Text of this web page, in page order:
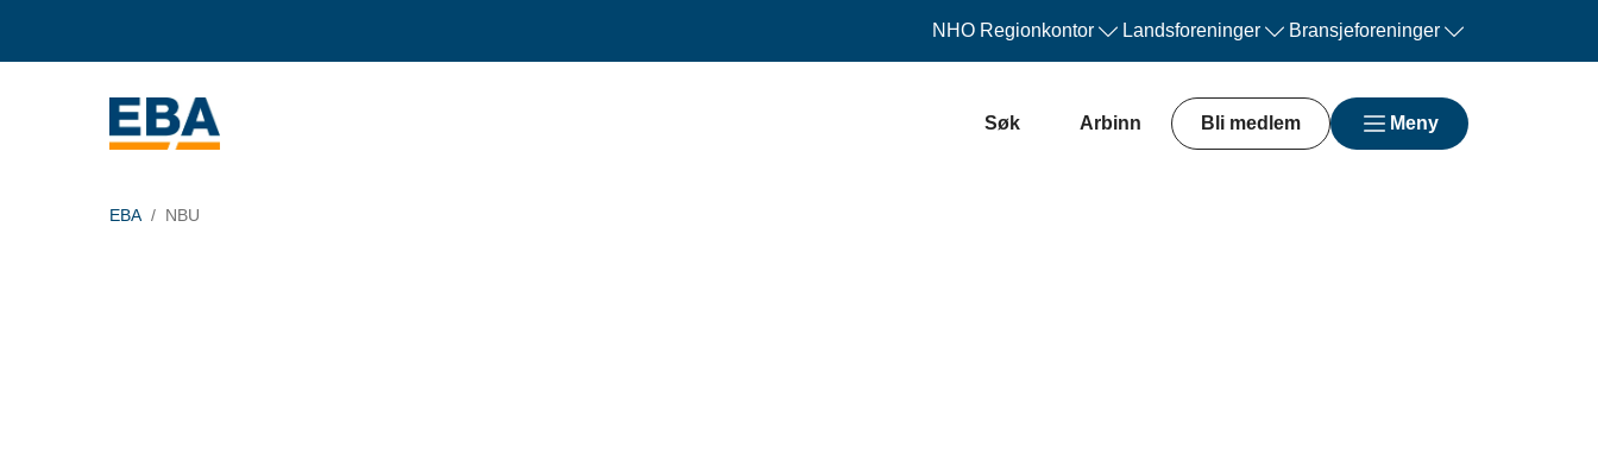
NHO Regionkontor Landsforeninger Bransjeforeninger
Søk Arbinn Bli medlem Meny
EBA NBU